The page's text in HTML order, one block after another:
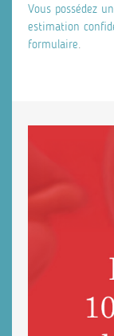
Vous possédez
estimation
formulaire.